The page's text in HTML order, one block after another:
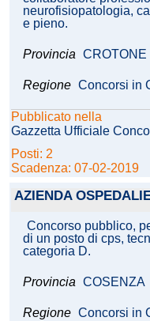
neurofisiopatologia,
e pieno.
Provincia CROTONE
Regione Concorsi in
Pubblicato nella
Gazzetta Ufficiale
Posti: 2
Scadenza: 07-02-2019
AZIENDA
Concorso pubblico,
di un posto di cps,
categoria D.
Provincia COSENZA
Regione Concorsi in